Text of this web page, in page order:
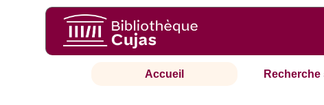
Accueil Recherche